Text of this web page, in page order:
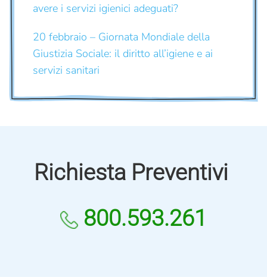
avere i servizi igienici adeguati?
20 febbraio – Giornata Mondiale della
Giustizia Sociale: il diritto all’igiene e ai
servizi sanitari
Richiesta Preventivi
800.593.261